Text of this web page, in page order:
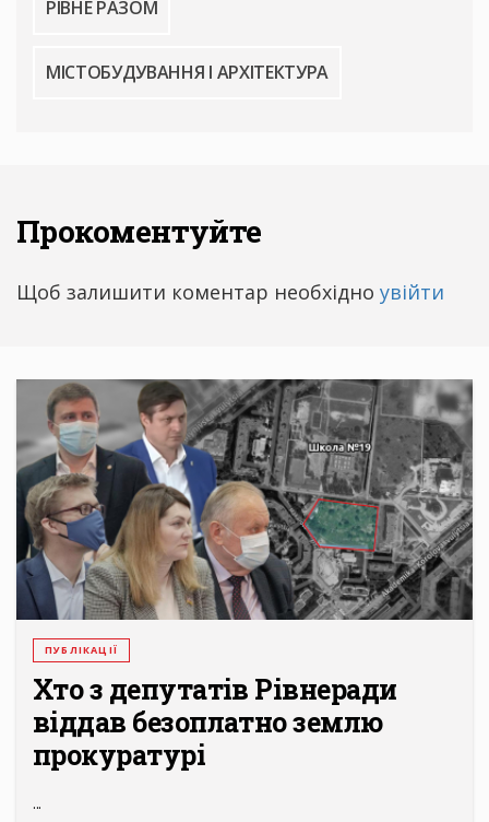
РІВНЕ РАЗОМ
МІСТОБУДУВАННЯ І АРХІТЕКТУРА
Прокоментуйте
Щоб залишити коментар необхідно увійти
ПУБЛІКАЦІЇ
Хто з депутатів Рівнеради
віддав безоплатно землю
прокуратурі
...